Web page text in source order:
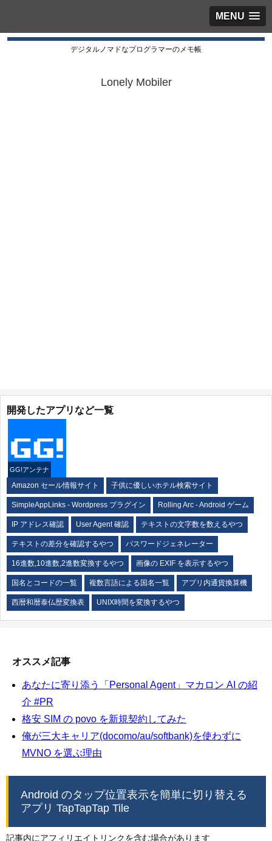
MENU
デジタルノマドなプログラマーのメモ帳
Lonely Mobiler
開発したアプリなど一覧
GG!アンテナ
Amazon セール情報サイト 子供に優しいホテル検索サイト
SimpleAppLinks - Wordpress プラグイン Rolling Arc - Android ゲーム
IP アドレス確認 User Agent 確認 テキストの文字数を数えるやつ
テキストの差分を確認するやつ パスワードジェネレーター
16進数,10進数,2進数変換するやつ 画像の EXIF を表示するやつ
国名とコードの一覧 複数言語による国名一覧 アプリ内通貨換算機
西暦和暦泰仏歴変換表 UNIX時間を変換するやつ
オススメ記事
あなたに寄り添う「Personal Agent」マカロン AI の紹
介 #PR
格安 SIM の povo を新規契約してみた
俺が三大キャリア(docomo/au/softbank)を使わずに
MVNO を選ぶ理由
Android のタップ位置表示を簡単に切り替える
アプリ TapTapTap Tile
記事内にアフィリエイトリンクを含む場合があります